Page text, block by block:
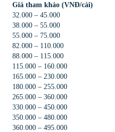
Giá tham khảo (VNĐ/cái)
32.000 – 45.000
38.000 – 55.000
55.000 – 75.000
82.000 – 110.000
88.000 – 115.000
115.000 – 160.000
165.000 – 230.000
180.000 – 255.000
265.000 – 360.000
330.000 – 450.000
350.000 – 480.000
360.000 – 495.000